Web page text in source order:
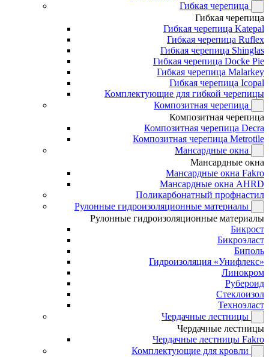
Гибкая черепица
Гибкая черепица
Гибкая черепица Katepal
Гибкая черепица Ruflex
Гибкая черепица Shinglas
Гибкая черепица Docke Pie
Гибкая черепица Malarkey
Гибкая черепица Icopal
Комплектующие для гибкой черепицы
Композитная черепица
Композитная черепица
Композитная черепица Decra
Композитная черепица Metrotile
Мансардные окна
Мансардные окна
Мансардные окна Fakro
Мансардные окна AHRD
Поликарбонатный профнастил
Рулонные гидроизоляционные материалы
Рулонные гидроизоляционные материалы
Бикрост
Бикроэласт
Биполь
Гидроизоляция «Унифлекс»
Линокром
Рубероид
Стеклоизол
Техноэласт
Чердачные лестницы
Чердачные лестницы
Чердачные лестницы Fakro
Комплектующие для кровли